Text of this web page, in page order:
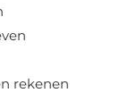
rekenen